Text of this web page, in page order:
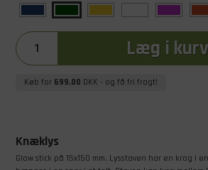
Læg i kurv
Køb for 699,00 DKK - og få fri fragt!
Knæklys
Glow stick på 15x150 mm. Lysstaven har en krog i